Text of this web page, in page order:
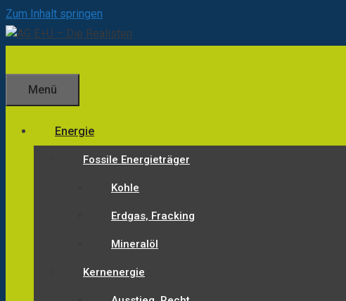
Zum Inhalt springen
Menü
Energie
Fossile Energieträger
Kohle
Erdgas, Fracking
Mineralöl
Kernenergie